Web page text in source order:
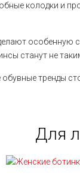
колодки и
особенную
станут не
тренды
Для